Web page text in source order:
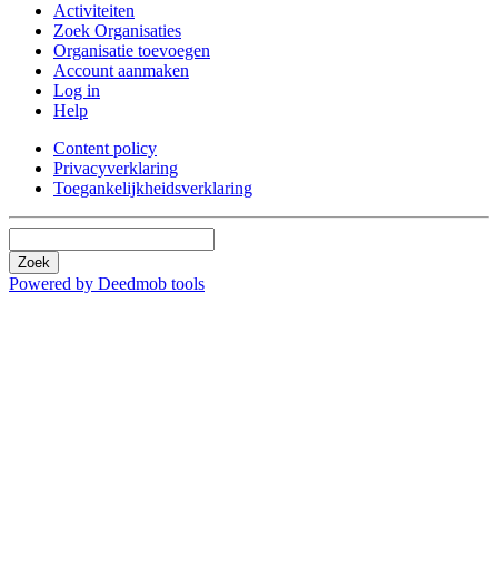
Activiteiten
Zoek Organisaties
Organisatie toevoegen
Account aanmaken
Log in
Help
Content policy
Privacyverklaring
Toegankelijkheidsverklaring
Zoek
Powered by Deedmob tools